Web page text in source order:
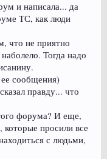
и написала... да
ТС, как люди
что не приятно
Тогда надо
сообщения)
правду... что
форума? И еще,
просили все
с людьми,